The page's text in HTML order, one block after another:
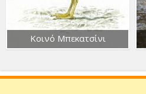
Κοινό Μπεκατσίνι